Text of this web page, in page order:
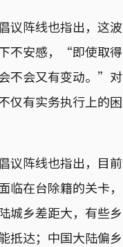
议阵线也指出，这
不安感，“即使取
不会又有变动。”
仅有实务执行上的
议阵线也指出，目
临在台除籍的关卡
城乡差距大，有些
抵达；中国大陆偏